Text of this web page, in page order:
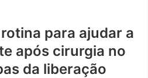
para ajudar a
após cirurgia no
da liberação